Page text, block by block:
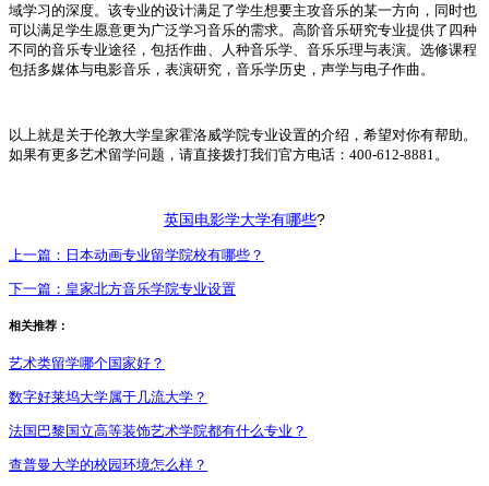
域学习的深度。该专业的设计满足了学生想要主攻音乐的某一方向，同时也
可以满足学生愿意更为广泛学习音乐的需求。高阶音乐研究专业提供了四种
不同的音乐专业途径，包括作曲、人种音乐学、音乐乐理与表演。选修课程
包括多媒体与电影音乐，表演研究，音乐学历史，声学与电子作曲。
以上就是关于伦敦大学皇家霍洛威学院专业设置的介绍，希望对你有帮助。
如果有更多艺术留学问题，请直接拨打我们官方电话：400-612-8881。
英国电影学大学有哪些?
上一篇： 日本动画专业留学院校有哪些？
下一篇： 皇家北方音乐学院专业设置
相关推荐：
艺术类留学哪个国家好？
数字好莱坞大学属于几流大学？
法国巴黎国立高等装饰艺术学院都有什么专业？
查普曼大学的校园环境怎么样？